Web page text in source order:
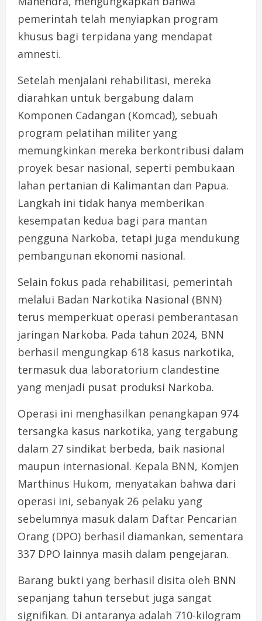
pemerintah telah menyiapkan program
khusus bagi terpidana yang mendapat
amnesti.
Setelah menjalani rehabilitasi, mereka
diarahkan untuk bergabung dalam
Komponen Cadangan (Komcad), sebuah
program pelatihan militer yang
memungkinkan mereka berkontribusi dalam
proyek besar nasional, seperti pembukaan
lahan pertanian di Kalimantan dan Papua.
Langkah ini tidak hanya memberikan
kesempatan kedua bagi para mantan
pengguna Narkoba, tetapi juga mendukung
pembangunan ekonomi nasional.
Selain fokus pada rehabilitasi, pemerintah
melalui Badan Narkotika Nasional (BNN)
terus memperkuat operasi pemberantasan
jaringan Narkoba. Pada tahun 2024, BNN
berhasil mengungkap 618 kasus narkotika,
termasuk dua laboratorium clandestine
yang menjadi pusat produksi Narkoba.
Operasi ini menghasilkan penangkapan 974
tersangka kasus narkotika, yang tergabung
dalam 27 sindikat berbeda, baik nasional
maupun internasional. Kepala BNN, Komjen
Marthinus Hukom, menyatakan bahwa dari
operasi ini, sebanyak 26 pelaku yang
sebelumnya masuk dalam Daftar Pencarian
Orang (DPO) berhasil diamankan, sementara
337 DPO lainnya masih dalam pengejaran.
Barang bukti yang berhasil disita oleh BNN
sepanjang tahun tersebut juga sangat
signifikan. Di antaranya adalah 710-kilogram